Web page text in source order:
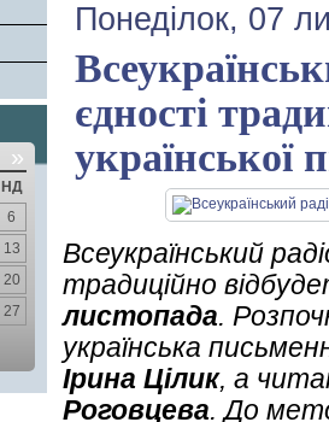
»
НД
6
13
20
27
Понеділок, 07
єдності
української
Всеукраїнський
традиційно
листопада.
українська
Ірина Цілик, а
Роговцева. До